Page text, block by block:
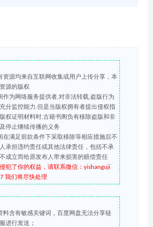
资源均来自互联网收集或用户上传分享，本
源的版权
作为网络服务提供者,对非法转载,盗版行为
分监控能力.但是当版权拥有者提出侵权指
权证明材料时,古籍书阁负有移除盗版和非
停止继续传播的义务
在满足前款条件下采取移除等相应措施后不
承担违约责任或其他法律责任，包括不承
成立而给原发布人带来损害的赔偿责任
犯了你的权益，请联系微信：yishanguji
我们将尽快处理
料含有敏感关键词，百度网盘无法分享链
进行发送；